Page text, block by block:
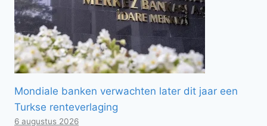
Mondiale banken verwachten later dit jaar een
Turkse renteverlaging
6 augustus 2026